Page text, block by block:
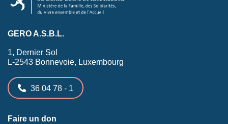
GERO A.S.B.L.
1, Dernier Sol
L-2543 Bonnevoie, Luxembourg
36 04 78 - 1
Faire un don